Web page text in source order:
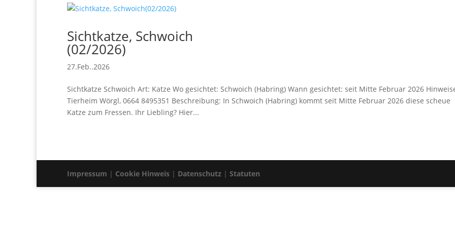
Sichtkatze, Schwoich
(02/2026)
27.Feb..2026
Sichtkatze Schwoich Art: Katze Wo gesichtet: Schwoich (Habring) Wann gesichtet: seit Mitte Februar 2026
Tierheim Wörgl, 0664 8495351 Beschreibung: In Schwoich (Habring) kommt seit Mitte Februar 2026 diese scheue
Katze zum Fressen. Ihr Liebling? Hier...
Impressum | Cookie Hinweis | Datenschutz | Statuten